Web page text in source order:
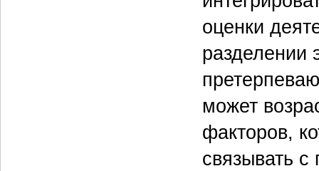
оценки
разделении
может
факторов,
связывать